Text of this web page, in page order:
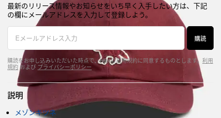
最新のリリース情報やお知らせをいち早く入手したい方は、下記
の欄にメールアドレスを入力して登録しよう。
購読
購読をお申し込みいただいた時点で、HBXの利用規約に同意するものとします。 利用
規約および プライバシーポリシー
説明
メゾンキツネ